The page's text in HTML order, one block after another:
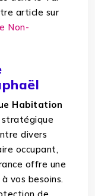
article sur
Non-
Habitation
stratégique
divers
occupant,
offre une
vos besoins.